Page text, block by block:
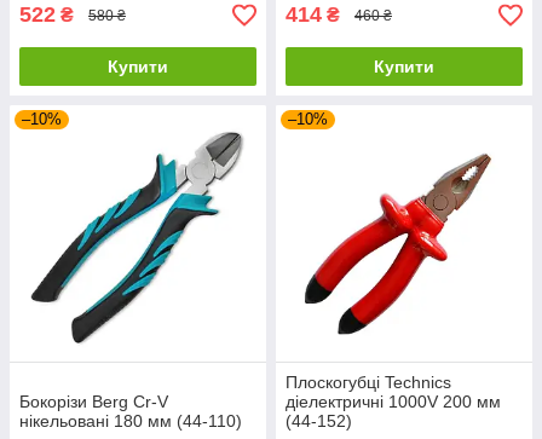
522 ₴ 580 ₴
Купити
414 ₴ 460 ₴
Купити
–10%
Бокорізи Berg Cr-V
нікельовані 180 мм (44-110)
–10%
Плоскогубці Technics
діелектричні 1000V 200 мм
(44-152)